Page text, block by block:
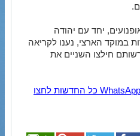
הצטרפו לקבוצת החדשות השקטה של רמת גן נט ב-WhatsApp כל החדשות לחצו